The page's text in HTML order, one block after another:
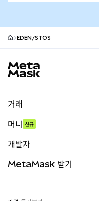
EDEN/STOS
거래
무기한 선물
실물자산
머니 신규
개발자
MetaMask 받기